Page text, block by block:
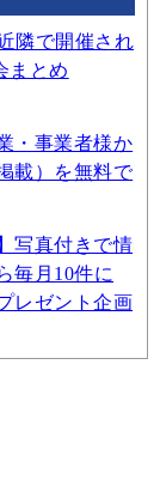
隣で開催され
まとめ
・事業者様か
載）を無料で
写真付きで情
毎月10件に
レゼント企画